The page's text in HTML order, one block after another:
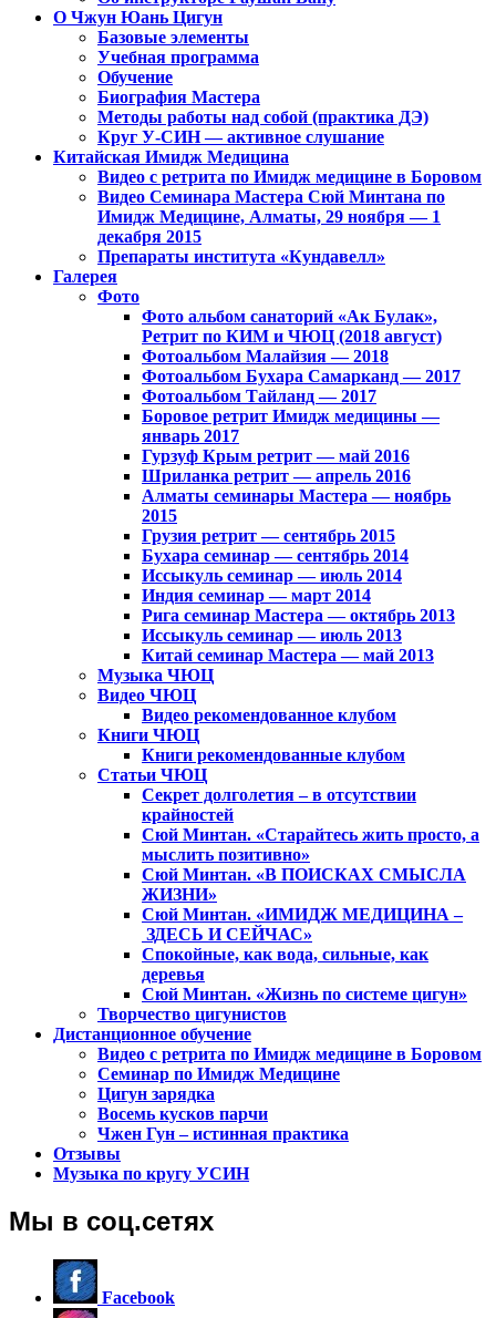
О Чжун Юань Цигун
Базовые элементы
Учебная программа
Обучение
Биография Мастера
Методы работы над собой (практика ДЭ)
Круг У-СИН — активное слушание
Китайская Имидж Медицина
Видео с ретрита по Имидж медицине в Боровом
Видео Семинара Мастера Сюй Минтана по
Имидж Медицине, Алматы, 29 ноября — 1
декабря 2015
Препараты института «Кундавелл»
Галерея
Фото
Фото альбом санаторий «Ак Булак»,
Ретрит по КИМ и ЧЮЦ (2018 август)
Фотоальбом Малайзия — 2018
Фотоальбом Бухара Самарканд — 2017
Фотоальбом Тайланд — 2017
Боровое ретрит Имидж медицины —
январь 2017
Гурзуф Крым ретрит — май 2016
Шриланка ретрит — апрель 2016
Алматы семинары Мастера — ноябрь
2015
Грузия ретрит — сентябрь 2015
Бухара семинар — сентябрь 2014
Иссыкуль семинар — июль 2014
Индия семинар — март 2014
Рига семинар Мастера — октябрь 2013
Иссыкуль семинар — июль 2013
Китай семинар Мастера — май 2013
Музыка ЧЮЦ
Видео ЧЮЦ
Видео рекомендованное клубом
Книги ЧЮЦ
Книги рекомендованные клубом
Статьи ЧЮЦ
Секрет долголетия – в отсутствии
крайностей
Сюй Минтан. «Старайтесь жить просто, а
мыслить позитивно»
Сюй Минтан. «В ПОИСКАХ СМЫСЛА
ЖИЗНИ»
Сюй Минтан. «ИМИДЖ МЕДИЦИНА –
ЗДЕСЬ И СЕЙЧАС»
Спокойные, как вода, сильные, как
деревья
Сюй Минтан. «Жизнь по системе цигун»
Творчество цигунистов
Дистанционное обучение
Видео с ретрита по Имидж медицине в Боровом
Семинар по Имидж Медицине
Цигун зарядка
Восемь кусков парчи
Чжен Гун – истинная практика
Отзывы
Музыка по кругу УСИН
Мы в соц.сетях
Facebook